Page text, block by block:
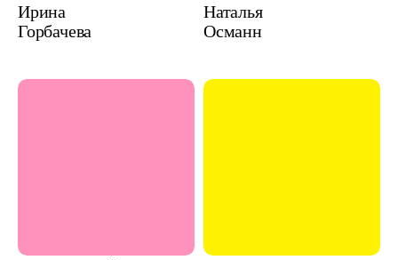
Ирина
Горбачева
Наталья
Османн